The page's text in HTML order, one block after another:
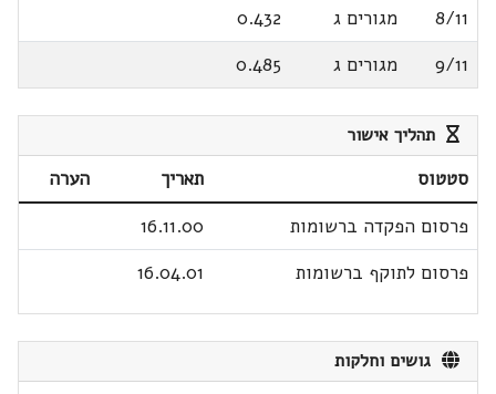
8/11
מגורים ג
0.432
9/11
מגורים ג 0.485
תהליך אישור
סטטוס תאריך
הערה
פרסום הפקדה ברשומות
16.11.00
פרסום לתוקף ברשומות
16.04.01
גושים וחלקות